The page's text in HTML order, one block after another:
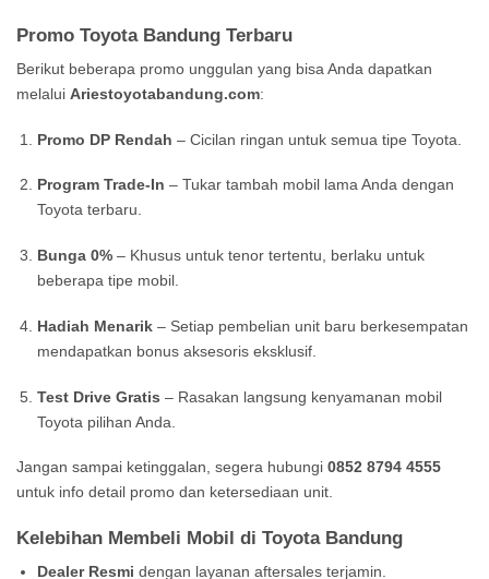
Promo Toyota Bandung Terbaru
Berikut beberapa promo unggulan yang bisa Anda dapatkan
melalui Ariestoyotabandung.com:
Promo DP Rendah – Cicilan ringan untuk semua tipe Toyota.
Program Trade-In – Tukar tambah mobil lama Anda dengan
Toyota terbaru.
Bunga 0%– Khusus untuk tenor tertentu, berlaku untuk
beberapa tipe mobil.
Hadiah Menarik– Setiap pembelian unit baru berkesempatan
mendapatkan bonus aksesoris eksklusif.
Test Drive Gratis – Rasakan langsung kenyamanan mobil
Toyota pilihan Anda.
Jangan sampai ketinggalan, segera hubungi 0852 8794 4555
untuk info detail promo dan ketersediaan unit.
Kelebihan Membeli Mobil di Toyota Bandung
Dealer Resmi dengan layanan aftersales terjamin.